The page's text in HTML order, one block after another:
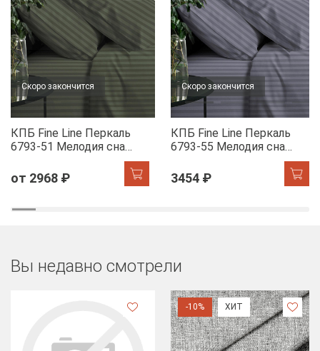
Скоро закончится
КПБ Fine Line Перкаль
6793-51 Мелодия сна
от 2968 ₽
Скоро закончится
КПБ Fine Line Перкаль
6793-55 Мелодия сна
3454 ₽
Вы недавно смотрели
-10% ХИТ